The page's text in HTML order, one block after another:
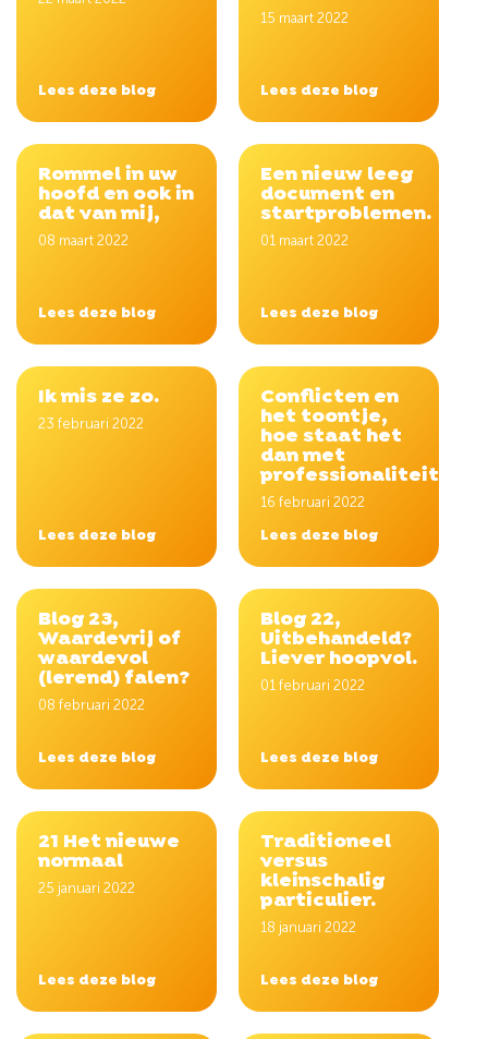
Lees deze blog
15 maart 2022
Lees deze blog
Rommel in uw
hoofd en ook in
dat van mij,
08 maart 2022
Lees deze blog
Een nieuw leeg
document en
startproblemen.
01 maart 2022
Lees deze blog
Ik mis ze zo.
23 februari 2022
Lees deze blog
Conflicten en
het toontje,
hoe staat het
dan met
professionaliteit?
16 februari 2022
Lees deze blog
Blog 23,
Waardevrij of
waardevol
(lerend) falen?
08 februari 2022
Lees deze blog
Blog 22,
Uitbehandeld?
Liever hoopvol.
01 februari 2022
Lees deze blog
21 Het nieuwe
normaal
25 januari 2022
Lees deze blog
Traditioneel
versus
kleinschalig
particulier.
18 januari 2022
Lees deze blog